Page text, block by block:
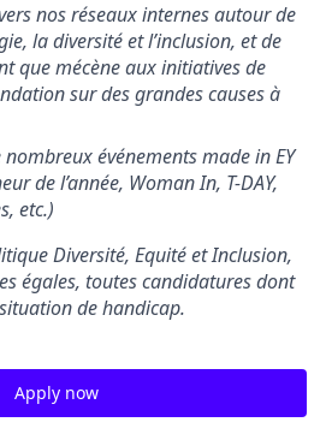
nos réseaux internes autour de
la diversité et l’inclusion, et de
que mécène aux initiatives de
sur des grandes causes à
nombreux événements made in EY
de l’année, Woman In, T-DAY,
etc.)
Diversité, Equité et Inclusion,
égales, toutes candidatures dont
de handicap.
Apply now